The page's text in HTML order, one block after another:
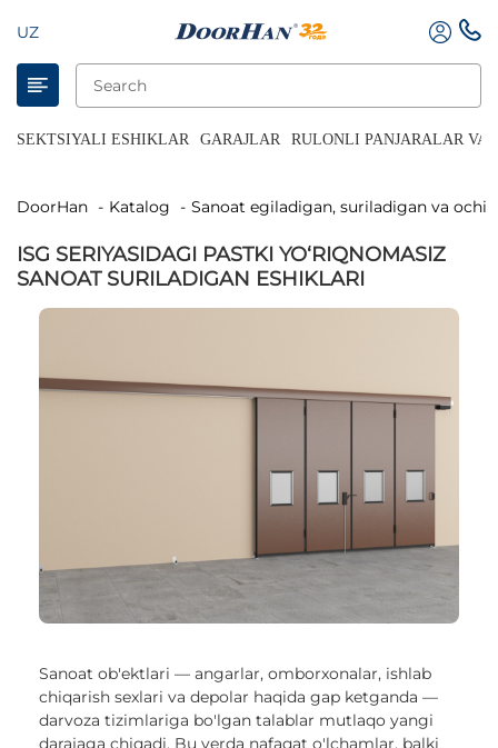
UZ
SEKTSIYALI ESHIKLAR GARAJLAR RULONLI PANJARALAR VA
DoorHan Katalog Sanoat egiladigan, suriladigan va
ISG SERIYASIDAGI PASTKI YO‘RIQNOMASIZ
SANOAT SURILADIGAN ESHIKLARI
Sanoat ob'ektlari — angarlar, omborxonalar, ishlab
chiqarish sexlari va depolar haqida gap ketganda —
darvoza tizimlariga bo'lgan talablar mutlaqo yangi
darajaga chiqadi. Bu yerda nafaqat o'lchamlar, balki